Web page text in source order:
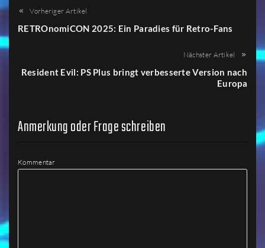
Vorheriger Artikel
RETROnomiCON 2025: Ein Paradies für Retro-Fans
Nächster Artikel
Resident Evil: PS Plus bringt verbesserte Version nach
Europa
Anmerkung oder Frage schreiben
Kommentar